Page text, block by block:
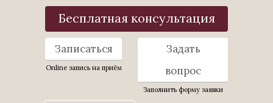
Бесплатная консультация
Записаться
Online запись на приём
Задать
вопрос
Заполнить форму заявки